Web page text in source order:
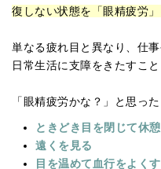
復しない状態を「眼精疲労
単なる疲れ目と異なり、仕
日常生活に支障をきたすこと
「眼精疲労かな？」と思っ
ときどき目を閉じて休
遠くを見る
目を温めて血行をよく